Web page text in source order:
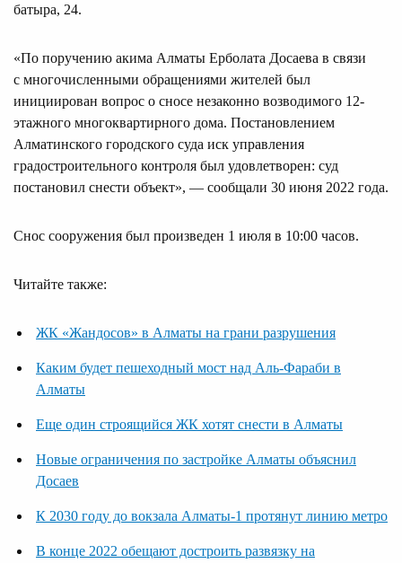
батыра, 24.
«По поручению акима Алматы Ерболата Досаева в связи
с многочисленными обращениями жителей был
инициирован вопрос о сносе незаконно возводимого 12-
этажного многоквартирного дома. Постановлением
Алматинского городского суда иск управления
градостроительного контроля был удовлетворен: суд
постановил снести объект», — сообщали 30 июня 2022 года.
Снос сооружения был произведен 1 июля в 10:00 часов.
Читайте также:
ЖК «Жандосов» в Алматы на грани разрушения
Каким будет пешеходный мост над Аль-Фараби в
Алматы
Еще один строящийся ЖК хотят снести в Алматы
Новые ограничения по застройке Алматы объяснил
Досаев
К 2030 году до вокзала Алматы-1 протянут линию метро
В конце 2022 обещают достроить развязку на